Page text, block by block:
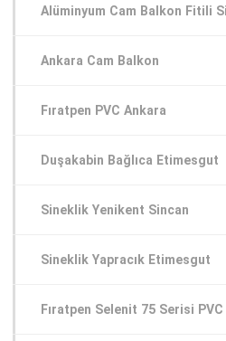
Alüminyum Cam Balkon Fitili
Ankara Cam Balkon
Fıratpen PVC Ankara
Duşakabin Bağlıca Etimesgut
Sineklik Yenikent Sincan
Sineklik Yapracık Etimesgut
Fıratpen Selenit 75 Serisi